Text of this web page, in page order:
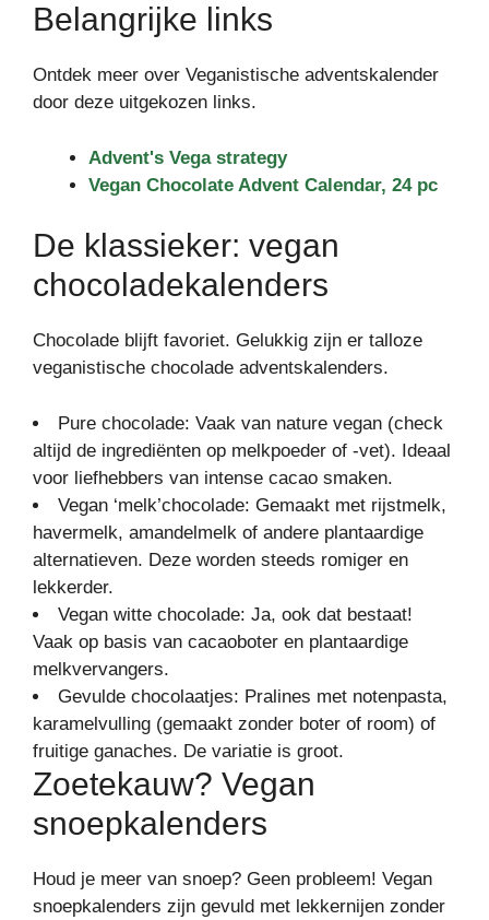
Belangrijke links
Ontdek meer over Veganistische adventskalender
door deze uitgekozen links.
Advent's Vega strategy
Vegan Chocolate Advent Calendar, 24 pc
De klassieker: vegan
chocoladekalenders
Chocolade blijft favoriet. Gelukkig zijn er talloze
veganistische chocolade adventskalenders.
Pure chocolade: Vaak van nature vegan (check
altijd de ingrediënten op melkpoeder of -vet). Ideaal
voor liefhebbers van intense cacao smaken.
Vegan ‘melk’chocolade: Gemaakt met rijstmelk,
havermelk, amandelmelk of andere plantaardige
alternatieven. Deze worden steeds romiger en
lekkerder.
Vegan witte chocolade: Ja, ook dat bestaat!
Vaak op basis van cacaoboter en plantaardige
melkvervangers.
Gevulde chocolaatjes: Pralines met notenpasta,
karamelvulling (gemaakt zonder boter of room) of
fruitige ganaches. De variatie is groot.
Zoetekauw? Vegan
snoepkalenders
Houd je meer van snoep? Geen probleem! Vegan
snoepkalenders zijn gevuld met lekkernijen zonder